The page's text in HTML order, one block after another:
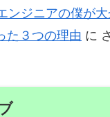
ンジニアの僕が
た３つの理由 に